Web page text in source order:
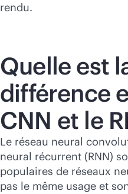
rendu.
Quelle est
différence
CNN et le
Le réseau neural
neural récurrent (RNN)
populaires de réseaux
pas le même usage et